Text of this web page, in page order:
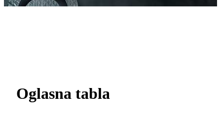
Oglasna tabla